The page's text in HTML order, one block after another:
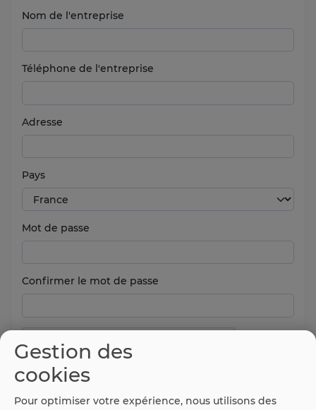
Nom de l'entreprise
Téléphone de l'entreprise
Adresse
Pays
Mot de passe
Confirmer le mot de passe
Gestion des
cookies
Pour optimiser votre expérience, nous utilisons des